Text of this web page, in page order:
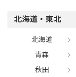
北海道・東北
北海道
青森
秋田